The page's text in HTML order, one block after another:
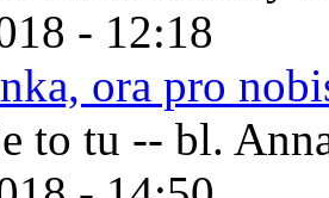
- 12:18
ora pro
to tu -- bl.